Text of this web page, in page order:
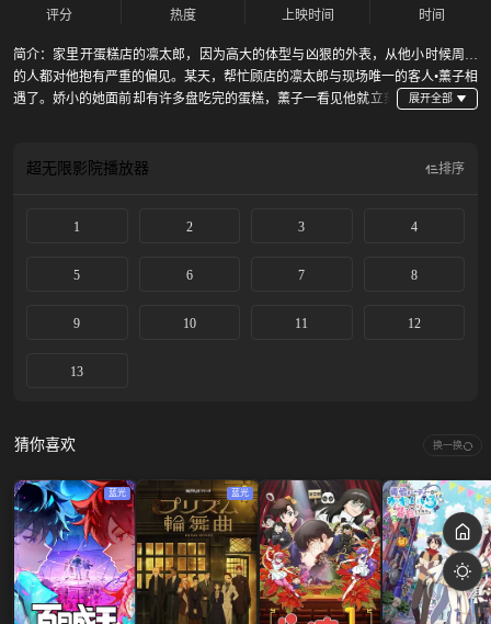
评分 热度
上映时间
时间
简介： 家里开蛋糕店的凛太郎，因为高大的体型与凶狠的外表，从他小时候周围
的人都对他抱有严重的偏见。某天，帮忙顾店的凛太郎与现场唯一的客人•薰子相
遇了。娇小的她面前却有许多盘吃完的蛋糕，薰子一看见他就立刻
两间高中•千鸟与桔梗，分别就读于这两间学校的凛太郎与薰子，交织出酸甜又多
超无限影院播放器 排序
1 2 3 4
5 6 7 8
9 10 11 12
13
猜你喜欢 换一换
蓝光 蓝光